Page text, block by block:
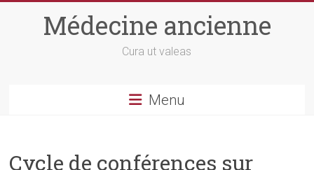
Médecine ancienne
Cura ut valeas
Menu
Cycle de conférences sur